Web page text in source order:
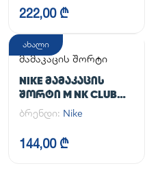
222,00 ₾
ახალი
მამაკაცის შორტი
NIKE ᲛᲐᲛᲐᲙᲐᲪᲘᲡ
ᲨᲝᲠᲢᲘ M NK CLUB
FLOW SHORT
ბრენდი: Nike
144,00 ₾